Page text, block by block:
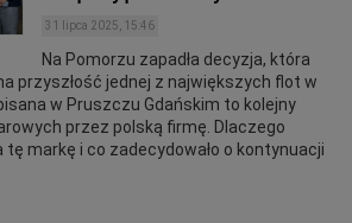
31 lipca 2025, 15:46
Na Pomorzu zapadła decyzja, która
przyszłość jednej z największych flot w
w Pruszczu Gdańskim to kolejny
przez polską firmę. Dlaczego
tę markę i co zadecydowało o kontynuacji